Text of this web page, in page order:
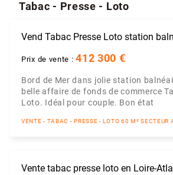
Tabac - Presse - Loto
Vend Tabac Presse Loto station
Prix de vente :412 300 €
Bord de Mer dans jolie station
belle affaire de fonds de commerce
Loto. Idéal pour couple. Bon état
VENTE - TABAC - PRESSE - LOTO 60 M² SECTEUR
Vente tabac presse loto en Loire-